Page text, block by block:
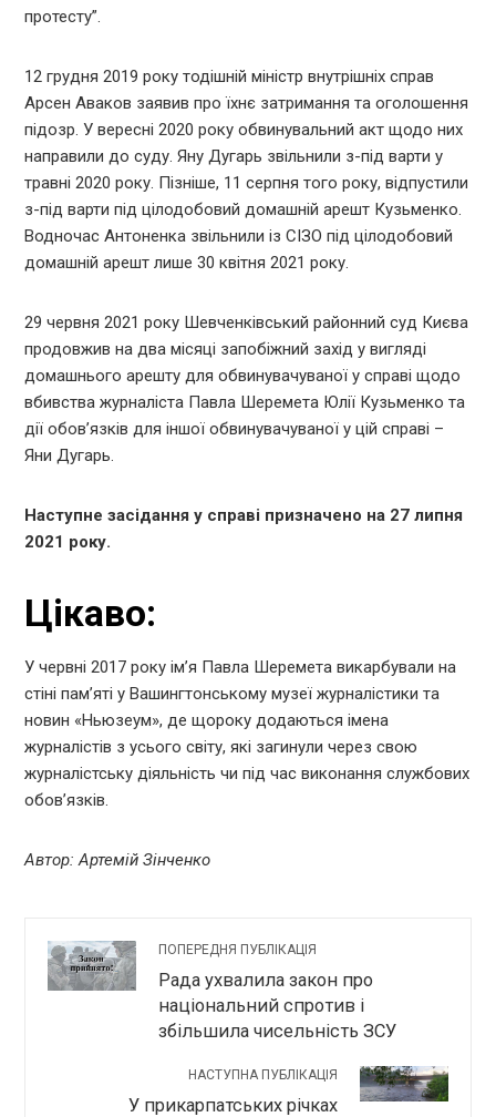
протесту”.
12 грудня 2019 року тодішній міністр внутрішніх справ
Арсен Аваков заявив про їхнє затримання та оголошення
підозр. У вересні 2020 року обвинувальний акт щодо них
направили до суду. Яну Дугарь звільнили з-під варти у
травні 2020 року. Пізніше, 11 серпня того року, відпустили
з-під варти під цілодобовий домашній арешт Кузьменко.
Водночас Антоненка звільнили із СІЗО під цілодобовий
домашній арешт лише 30 квітня 2021 року.
29 червня 2021 року Шевченківський районний суд Києва
продовжив на два місяці запобіжний захід у вигляді
домашнього арешту для обвинувачуваної у справі щодо
вбивства журналіста Павла Шеремета Юлії Кузьменко та
дії обов’язків для іншої обвинувачуваної у цій справі –
Яни Дугарь.
Наступне засідання у справі призначено на 27 липня
2021 року.
Цікаво:
У червні 2017 року ім’я Павла Шеремета викарбували на
стіні пам’яті у Вашингтонському музеї журналістики та
новин «Ньюзеум», де щороку додаються імена
журналістів з усього світу, які загинули через свою
журналістську діяльність чи під час виконання службових
обов’язків.
Автор: Артемій Зінченко
ПОПЕРЕДНЯ ПУБЛІКАЦІЯ
Рада ухвалила закон про
національний спротив і
збільшила чисельність ЗСУ
НАСТУПНА ПУБЛІКАЦІЯ
У прикарпатських річках